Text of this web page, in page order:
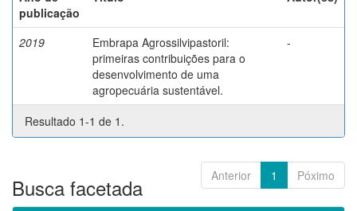
publicação
2019
Embrapa Agrossilvipastoril:
primeiras contribuições para o
desenvolvimento de uma
agropecuária sustentável.
-
Resultado 1-1 de 1.
Anterior 1 Póximo
Busca facetada